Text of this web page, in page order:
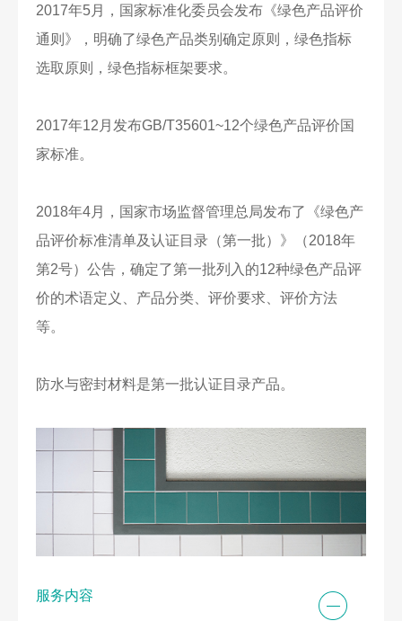
2017年5月，国家标准化委员会发布《绿色产品评价
通则》，明确了绿色产品类别确定原则，绿色指标
选取原则，绿色指标框架要求。
2017年12月发布GB/T35601~12个绿色产品评价国
家标准。
2018年4月，国家市场监督管理总局发布了《绿色产
品评价标准清单及认证目录（第一批）》（2018年
第2号）公告，确定了第一批列入的12种绿色产品评
价的术语定义、产品分类、评价要求、评价方法
等。
防水与密封材料是第一批认证目录产品。
服务内容